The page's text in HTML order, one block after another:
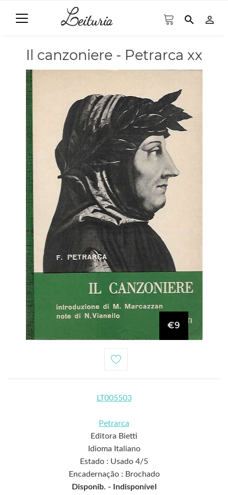
search person_outline
Il canzoniere - Petrarca xx
€9
LT005503
Petrarca
Editora Bietti
Idioma Italiano
Estado : Usado 4/5
Encadernação : Brochado
Disponib. -
Indisponível